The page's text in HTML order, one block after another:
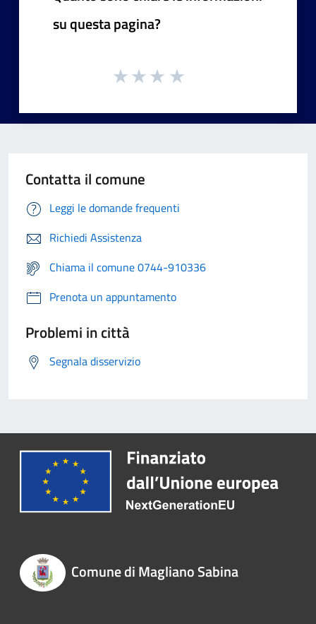
su questa pagina?
Contatta il comune
Leggi le domande frequenti
Richiedi Assistenza
Chiama il comune 0744-910336
Prenota un appuntamento
Problemi in città
Segnala disservizio
Comune di Magliano Sabina